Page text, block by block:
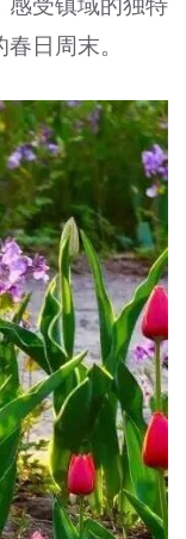
受镇域的独特
日周末。